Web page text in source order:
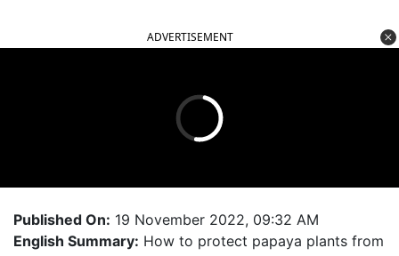
English Summary:How to protect papaya plants from
diseases?